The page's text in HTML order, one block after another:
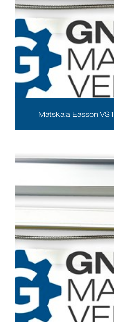
Mätskala Easson